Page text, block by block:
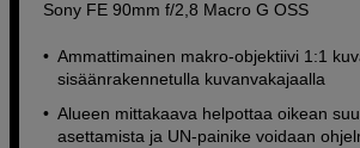
Sony FE 90mm f/2,8 Macro G OSS
Ammattimainen makro-objektiivi 1:1
sisäänrakennetulla kuvanvakajaalla
Alueen mittakaava helpottaa oikean
asettamista ja UN-painike voidaan